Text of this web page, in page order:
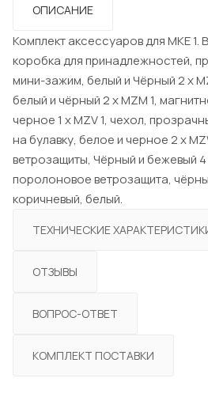
ОПИСАНИЕ
Комплект аксессуаров для MKE 1.
коробка для принадлежностей,
мини-зажим, белый и Чёрный 2 x
белый и чёрный 2 x MZM 1,
черное 1 x MZV 1, чехол,
на булавку, белое и черное 2 x
ветрозащиты, Чёрный и бежевый 4
поролоновое ветрозащита,
коричневый, белый.
ТЕХНИЧЕСКИЕ
ОТЗЫВЫ
ВОПРОС-ОТВЕТ
КОМПЛЕКТ ПОСТАВКИ